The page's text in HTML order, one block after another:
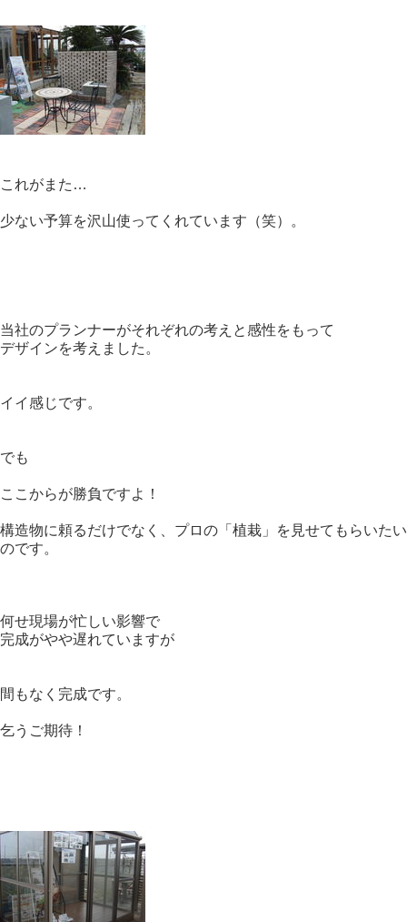
これがまた…
少ない予算を沢山使ってくれています（笑）。
当社のプランナーがそれぞれの考えと感性をもって
デザインを考えました。
イイ感じです。
でも
ここからが勝負ですよ！
構造物に頼るだけでなく、プロの「植栽」を見せてもらいたい
のです。
何せ現場が忙しい影響で
完成がやや遅れていますが
間もなく完成です。
乞うご期待！